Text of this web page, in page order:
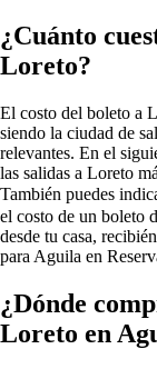
¿Cuánto
Loreto?
El costo del boleto a
siendo la ciudad de
relevantes. En el
las salidas a Loreto
También puedes
el costo de un boleto
desde tu casa,
para Aguila en
¿Dónde
Loreto en